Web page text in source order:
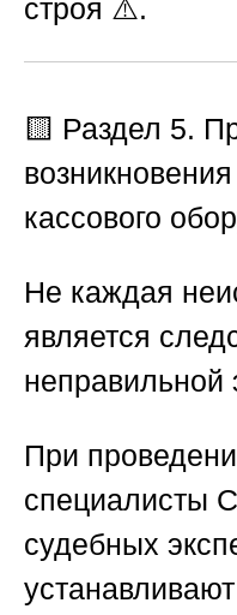
строя ⚠️.
🟨 Раздел 5.
кассового
Не каждая
является
неправильной
При
специалисты
судебных